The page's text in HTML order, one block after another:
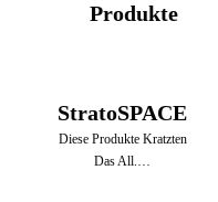
Produkte
StratoSPACE
Diese Produkte Kratzten
Das All.…